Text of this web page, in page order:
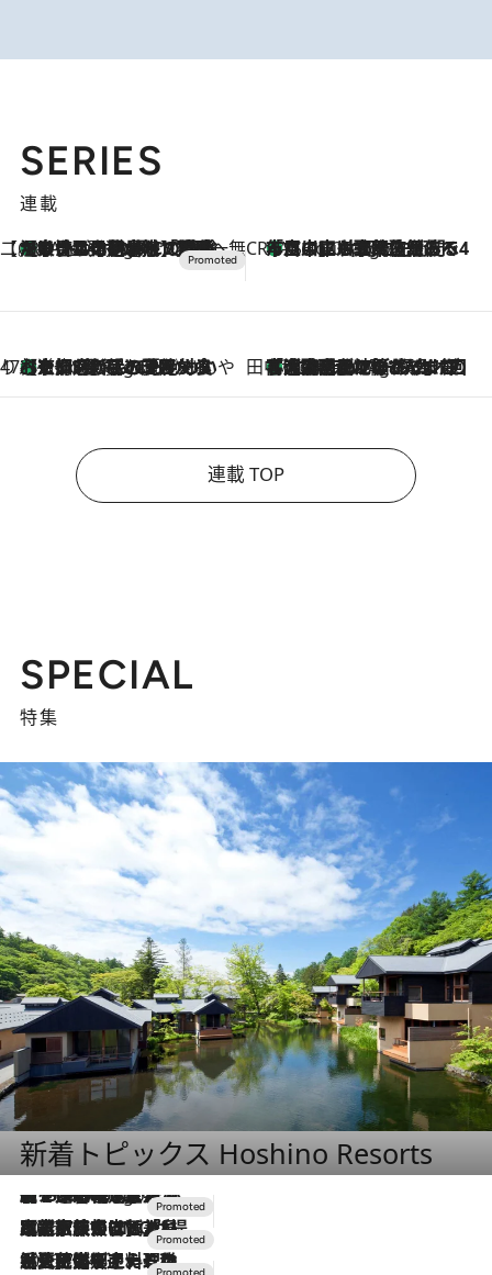
SERIES
連載
【CREA×星野リゾート】唯一無二。癒しと発見が待つ場所へ
4 Hours Ago
【トンボの足水浴】ヒノキの香りに包まれて涼感マックス！約13℃の湧水かけ流しを避暑地「星野温泉 トンボの湯」で体験 CREA'S CHOICE
6 Hours Ago
「立川にも歌舞伎があるんだよ」 片岡仁左衛門・市川中車ら豪華座組みで4年目の立川立飛歌舞伎へ
47都道府県の手みやげ ひんやりスイーツで夏を満喫
6 Hours Ago
【京都府】この夏絶対食べたい 冷やしておいしいおやつ3選 ひと口目から心を掴む新緑のテリーヌ 田中稲の勝手に再ブーム
11 Hours Ago
「湘南乃風に憧れて」観客大盛上がりの“タオル回し”に、ラッパー顔負けの高速歌唱まで…さだまさし（74）のアグレッシブすぎる現在地
連載 TOP
SPECIAL
特集
新着トピックス Hoshino Resorts
4 Hours Ago
【トンボの足水浴】ヒノキの香りに包まれて涼感マックス！約13℃の湧水かけ流しを避暑地「星野温泉 トンボの湯」で体験
2026.7.31
【ホテル帰省】という選択肢をOMOが提案。家族とほどよい距離を保つには「昼は実家、夜は気兼ねなくホテルで！」
2026.7.24
【夏限定ディナーコース】旬を迎える稚鮎や花ズッキーニなどをイタリア・トスカーナの郷土料理の手法で満喫！